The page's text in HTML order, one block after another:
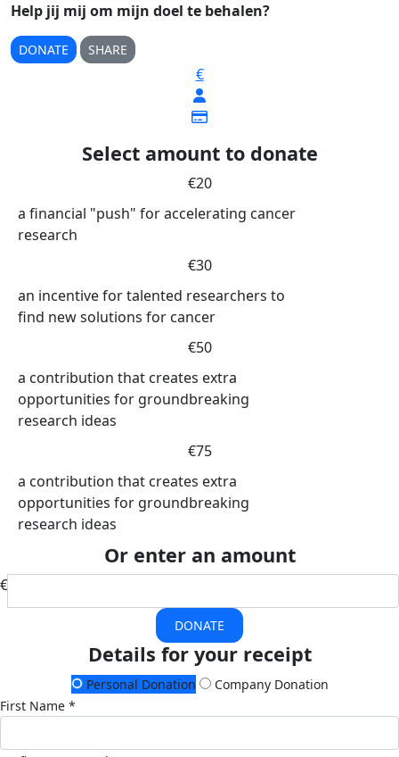
Help jij mij om mijn doel te behalen?
DONATE SHARE
€
Select amount to donate
€20
a financial "push" for accelerating cancer
research
€30
an incentive for talented researchers to
find new solutions for cancer
€50
a contribution that creates extra
opportunities for groundbreaking
research ideas
€75
a contribution that creates extra
opportunities for groundbreaking
research ideas
Or enter an amount
€
DONATE
Details for your receipt
Personal Donation
Company Donation
First Name *